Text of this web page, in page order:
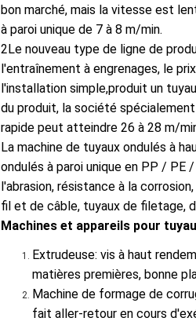
bon marché, mais la vitesse est
à paroi unique de 7 à 8 m/min.
2Le nouveau type de ligne de
l'entraînement à engrenages, le
l'installation simple,produit un
du produit, la société
rapide peut atteindre 26 à 28 m/
La machine de tuyaux ondulés à
ondulés à paroi unique en PP / PE
l'abrasion, résistance à la
fil et de câble, tuyaux de filetage,
Machines et appareils pour
Extrudeuse: vis à haut
matières premières, bonne
Machine de formage de
fait aller-retour en cours